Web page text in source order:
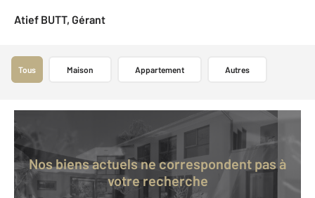
Atief BUTT, Gérant
Tous Maison Appartement Autres
Nos biens actuels ne correspondent pas à
votre recherche